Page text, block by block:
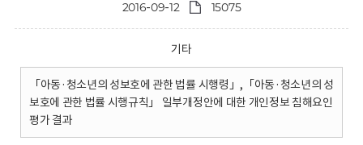
2016-09-12 15075
기타
「아동·청소년의 성보호에 관한 법률 시행령」,「아동·청소년의 성
보호에 관한 법률 시행규칙」 일부개정안에 대한 개인정보 침해요인
평가 결과